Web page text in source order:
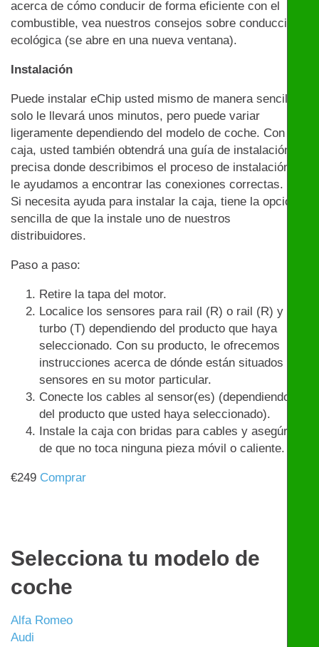
acerca de cómo conducir de forma eficiente con el
combustible, vea nuestros consejos sobre conducción
ecológica (se abre en una nueva ventana).
Instalación
Puede instalar eChip usted mismo de manera sencilla:
solo le llevará unos minutos, pero puede variar
ligeramente dependiendo del modelo de coche. Con la
caja, usted también obtendrá una guía de instalación
precisa donde describimos el proceso de instalación y
le ayudamos a encontrar las conexiones correctas.
Si necesita ayuda para instalar la caja, tiene la opción
sencilla de que la instale uno de nuestros
distribuidores.
Paso a paso:
Retire la tapa del motor.
Localice los sensores para rail (R) o rail (R) y
turbo (T) dependiendo del producto que haya
seleccionado. Con su producto, le ofrecemos
instrucciones acerca de dónde están situados los
sensores en su motor particular.
Conecte los cables al sensor(es) (dependiendo
del producto que usted haya seleccionado).
Instale la caja con bridas para cables y asegúrese
de que no toca ninguna pieza móvil o caliente.
€249 Comprar
Selecciona tu modelo de
coche
Alfa Romeo
Audi